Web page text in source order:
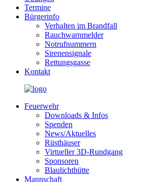
Termine
Bürgerinfo
Verhalten im Brandfall
Rauchwarnmelder
Notrufnummern
Sirenensignale
Rettungsgasse
Kontakt
Feuerwehr
Downloads & Infos
Spenden
News/Aktuelles
Rüsthäuser
Virtueller 3D-Rundgang
Sponsoren
Blaulichthütte
Mannschaft